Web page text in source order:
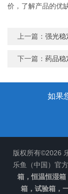
价，了解产品的优
上一篇：强光稳定
下一篇：药品稳
如果
版权所有©2026
乐鱼（中国）官
箱，恒温恒湿
箱，试验箱，